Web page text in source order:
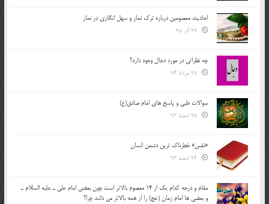
احادیث معصومین درباره ترک نماز و سهل انگاری در نماز
چه نظراتی در مورد دجال وجود دارد؟
سوالات طبی و پاسخ های امام صادق(ع)
«نفس» خطرناک ترین دشمن انسان
مقام و درجه كدام يك از 14 معصوم بالاتر است چون بعضي امام علي ـ عليه السلام ـ
و بعضي ها امام زمان (عج) را از همه بالاتر مي دانند چرا؟